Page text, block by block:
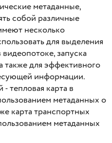
метаданные,
собой различные
несколько
для выделения
запуска
также для эффективного
информации.
тепловая карта в
метаданных о
карта транспортных
метаданных